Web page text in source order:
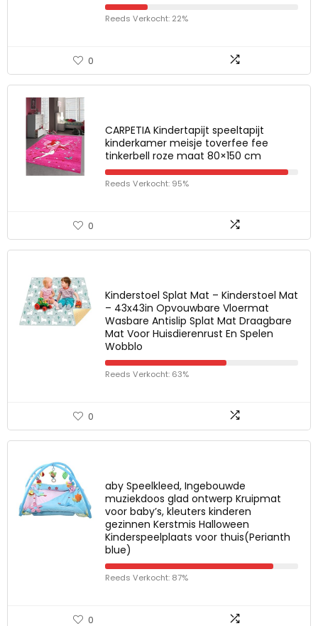
Reeds Verkocht: 22%
0
CARPETIA Kindertapijt speeltapijt
kinderkamer meisje toverfee fee
tinkerbell roze maat 80×150 cm
Reeds Verkocht: 95%
0
Kinderstoel Splat Mat – Kinderstoel Mat
– 43x43in Opvouwbare Vloermat
Wasbare Antislip Splat Mat Draagbare
Mat Voor Huisdierenrust En Spelen
Wobblo
Reeds Verkocht: 63%
0
aby Speelkleed, Ingebouwde
muziekdoos glad ontwerp Kruipmat
voor baby’s, kleuters kinderen
gezinnen Kerstmis Halloween
Kinderspeelplaats voor thuis(Perianth
blue)
Reeds Verkocht: 87%
0